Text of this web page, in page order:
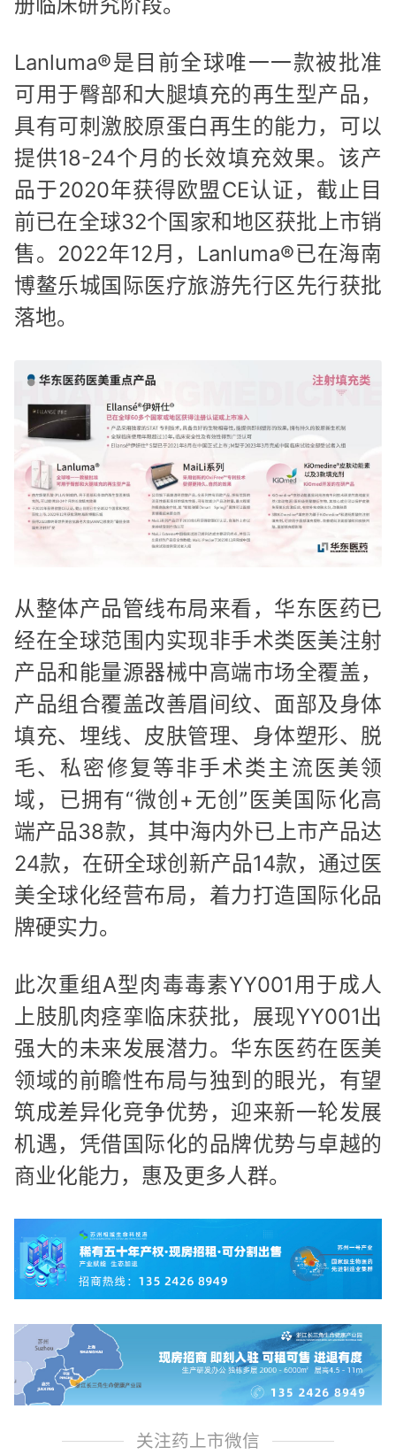
Lanluma®是目前全球唯一一款被批准
可用于臀部和大腿填充的再生型产品，
具有可刺激胶原蛋白再生的能力，可以
提供18-24个月的长效填充效果。该产
品于2020年获得欧盟CE认证，截止目
前已在全球32个国家和地区获批上市销
售。2022年12月，Lanluma®已在海南
博鳌乐城国际医疗旅游先行区先行获批
落地。
从整体产品管线布局来看，华东医药已
经在全球范围内实现非手术类医美注射
产品和能量源器械中高端市场全覆盖，
产品组合覆盖改善眉间纹、面部及身体
填充、埋线、皮肤管理、身体塑形、脱
毛、私密修复等非手术类主流医美领
域，已拥有“微创+无创”医美国际化高
端产品38款，其中海内外已上市产品达
24款，在研全球创新产品14款，通过医
美全球化经营布局，着力打造国际化品
牌硬实力。
此次重组A型肉毒毒素YY001用于成人
上肢肌肉痉挛临床获批，展现YY001出
强大的未来发展潜力。华东医药在医美
领域的前瞻性布局与独到的眼光，有望
筑成差异化竞争优势，迎来新一轮发展
机遇，凭借国际化的品牌优势与卓越的
商业化能力，惠及更多人群。
关注药上市微信